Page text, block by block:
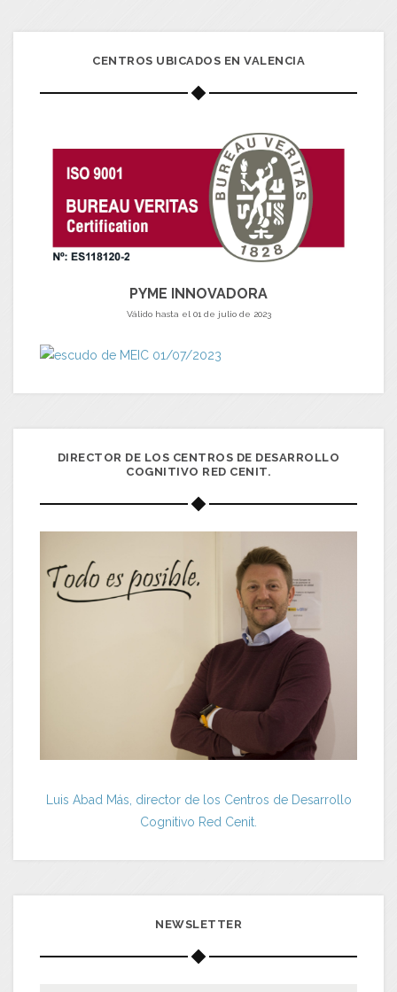
CENTROS UBICADOS EN VALENCIA
PYME INNOVADORA
Válido hasta el 01 de julio de 2023
DIRECTOR DE LOS CENTROS DE DESARROLLO
COGNITIVO RED CENIT.
Luis Abad Más, director de los Centros de Desarrollo
Cognitivo Red Cenit.
NEWSLETTER